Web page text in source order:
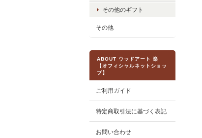
その他のギフト
その他
ABOUT ウッドアート 楽
【オフィシャルネットショッ
プ】
ご利用ガイド
特定商取引法に基づく表記
お問い合わせ